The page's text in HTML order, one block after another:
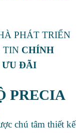
PHÁT TRIỂN
TIN CHÍNH
ƯU ĐÃI
PRECIA
chú tâm thiết kế